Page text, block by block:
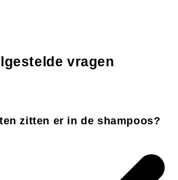
vragen
zitten er in de shampoos?